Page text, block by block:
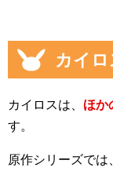
カイ
カイロスは、 ほか
す。
原作シリーズで